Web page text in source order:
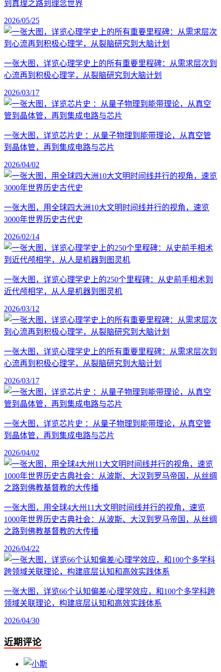
到真理之路到理念世界
2026/05/25
一张大图，详览心理学史上的所有重要里程碑：从需求层次到
心流再到积极心理学，从裂脑研究到大脑计划
2026/03/17
一张大图，详览芯片史 ：从量子物理到能带理论，从真空管
到晶体管，再到集成电路与芯片
2026/04/02
一张大图，用全球四大洲10大文明时间线并行的视角，速览
3000年世界历史古代史
2026/02/14
一张大图，详览心理学史上的250个里程碑：从史前手相术到
近代颅相学，从人是机器到图灵机
2026/03/12
一张大图，详览心理学史上的所有重要里程碑：从需求层次到
心流再到积极心理学，从裂脑研究到大脑计划
2026/03/17
一张大图，详览芯片史 ：从量子物理到能带理论，从真空管
到晶体管，再到集成电路与芯片
2026/04/02
一张大图，用全球4大州11大文明时间线并行的视角，速览
1000年世界历史古典社会：从波斯、大汉到罗马帝国，从丝绸
之路到佛教基督教的大传播
2026/04/22
一张大图，详览66个认知偏差/心理学效应，和100个多学科跨
领域关联理论，构建底层认知和高效实践体系
2026/04/30
近期评论